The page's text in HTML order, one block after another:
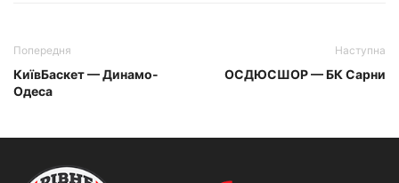
Попередня
КиївБаскет — Динамо-
Одеса
Наступна
ОСДЮСШОР — БК Сарни